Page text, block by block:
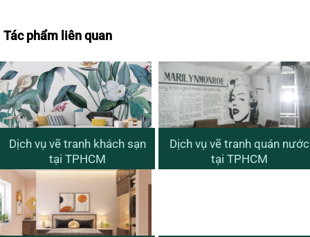
Tác phẩm liên quan
Dịch vụ vẽ tranh khách sạn
tại TPHCM
Dịch vụ vẽ tranh quán nước
tại TPHCM